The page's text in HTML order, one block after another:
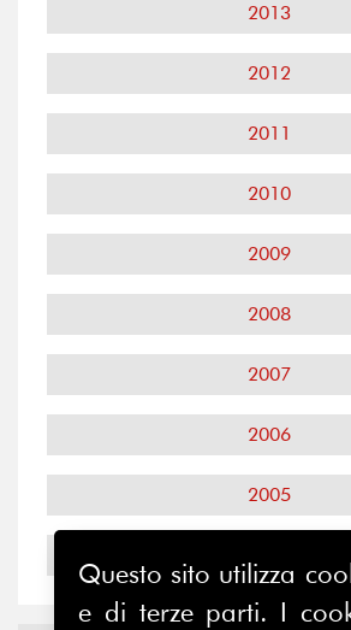
2013
2012
2011
2010
2009
2008
2007
2006
2005
Questo sito utilizza
e di terze parti. I